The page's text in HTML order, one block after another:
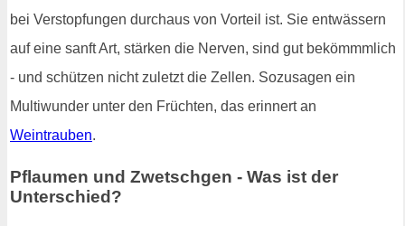
bei Verstopfungen durchaus von Vorteil ist. Sie entwässern
auf eine sanft Art, stärken die Nerven, sind gut bekömmmlich
- und schützen nicht zuletzt die Zellen. Sozusagen ein
Multiwunder unter den Früchten, das erinnert an
Weintrauben.
Pflaumen und Zwetschgen - Was ist der
Unterschied?